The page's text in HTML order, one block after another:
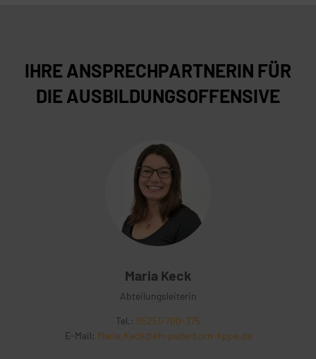
IHRE ANSPRECHPARTNERIN FÜR
DIE AUSBILDUNGSOFFENSIVE
Maria Keck
Abteilungsleiterin
Tel.: 05251/700-375
E-Mail: Maria.Keck@kh-paderborn-lippe.de